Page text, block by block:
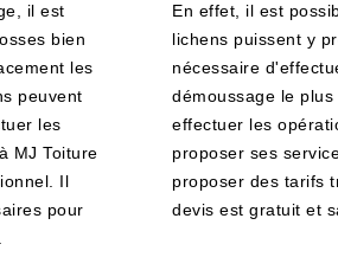
il est
bien
les
peuvent
les
MJ Toiture
Il
pour
En effet, il est
lichens puissent y
nécessaire
démoussage le
effectuer les
proposer ses
proposer des tarifs
devis est gratuit et